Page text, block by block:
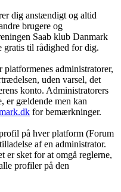
dig anstændigt og altid
brugere og
Saab klub Danmark
gratis til rådighed for dig.
administratorer,
uden varsel, det
konto. Administratorers
er gældende men kan
for bemærkninger.
på hver platform (Forum
af en administrator.
er sket for at omgå reglerne,
profiler på den